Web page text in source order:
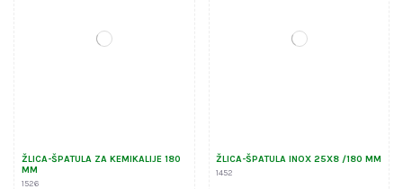
ŽLICA-ŠPATULA ZA KEMIKALIJE 180
MM
1526
ŽLICA-ŠPATULA INOX 25X8 /180 MM
1452